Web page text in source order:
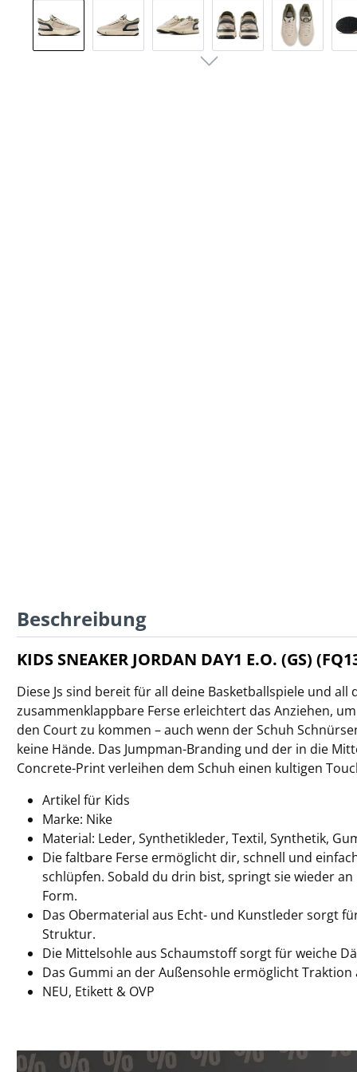
Beschreibung
KIDS SNEAKER JORDAN DAY1 E.O. (GS)
Diese Js sind bereit für all deine Basketballspiele und all
zusammenklappbare Ferse erleichtert das Anziehen,
den Court zu kommen – auch wenn der Schuh
keine Hände. Das Jumpman-Branding und der in die
Concrete-Print verleihen dem Schuh einen kultigen
Artikel für Kids
Marke: Nike
Material: Leder, Synthetikleder, Textil, Synthetik,
Die faltbare Ferse ermöglicht dir, schnell und
schlüpfen. Sobald du drin bist, springt sie wieder
Form.
Das Obermaterial aus Echt- und Kunstleder sorgt
Struktur.
Die Mittelsohle aus Schaumstoff sorgt für weiche
Das Gummi an der Außensohle ermöglicht
NEU, Etikett & OVP